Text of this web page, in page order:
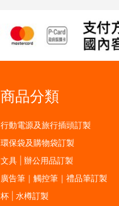
商品分類
行動電源及旅行插頭訂製
環保袋及購物袋訂製
文具 | 辦公用品訂製
廣告筆｜觸控筆｜禮品筆訂製
杯 | 水樽訂製